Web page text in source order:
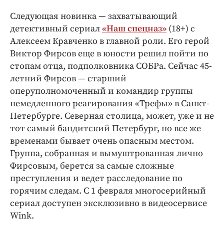
Следующая новинка — захватывающий
детективный сериал«Наш спецназ» (18+) с
Алексеем Кравченко в главной роли. Его герой
Виктор Фирсов еще в юности решил пойти по
стопам отца, подполковника СОБРа. Сейчас 45-
летний Фирсов — старший
оперуполномоченный и командир группы
немедленного реагирования «Трефы» в Санкт-
Петербурге. Северная столица, может, уже и не
тот самый бандитский Петербург, но все же
временами бывает очень опасным местом.
Группа, собранная и вымуштрованная лично
Фирсовым, берется за самые сложные
преступления и ведет расследование по
горячим следам. С 1 февраля многосерийный
сериал доступен эксклюзивно в видеосервисе
Wink.